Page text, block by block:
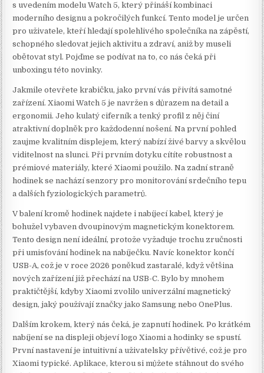
s uvedením modelu Watch 5, který přináší kombinaci
moderního designu a pokročilých funkcí. Tento model je určen
pro uživatele, kteří hledají spolehlivého společníka na zápěstí,
schopného sledovat jejich aktivitu a zdraví, aniž by museli
obětovat styl. Pojďme se podívat na to, co nás čeká při
unboxingu této novinky.
Jakmile otevřete krabičku, jako první vás přivítá samotné
zařízení. Xiaomi Watch 5 je navržen s důrazem na detail a
ergonomii. Jeho kulatý ciferník a tenký profil z něj činí
atraktivní doplněk pro každodenní nošení. Na první pohled
zaujme kvalitním displejem, který nabízí živé barvy a skvělou
viditelnost na slunci. Při prvním dotyku cítíte robustnost a
prémiové materiály, které Xiaomi použilo. Na zadní straně
hodinek se nachází senzory pro monitorování srdečního tepu
a dalších fyziologických parametrů.
V balení kromě hodinek najdete i nabíjecí kabel, který je
bohužel vybaven dvoupinovým magnetickým konektorem.
Tento design není ideální, protože vyžaduje trochu zručnosti
při umisťování hodinek na nabíječku. Navíc konektor končí
USB-A, což je v roce 2026 poněkud zastaralé, když většina
nových zařízení již přechází na USB-C. Bylo by mnohem
praktičtější, kdyby Xiaomi zvolilo univerzální magnetický
design, jaký používají značky jako Samsung nebo OnePlus.
Dalším krokem, který nás čeká, je zapnutí hodinek. Po krátkém
nabíjení se na displeji objeví logo Xiaomi a hodinky se spustí.
První nastavení je intuitivní a uživatelsky přívětivé, což je pro
Xiaomi typické. Aplikace, kterou si můžete stáhnout do svého